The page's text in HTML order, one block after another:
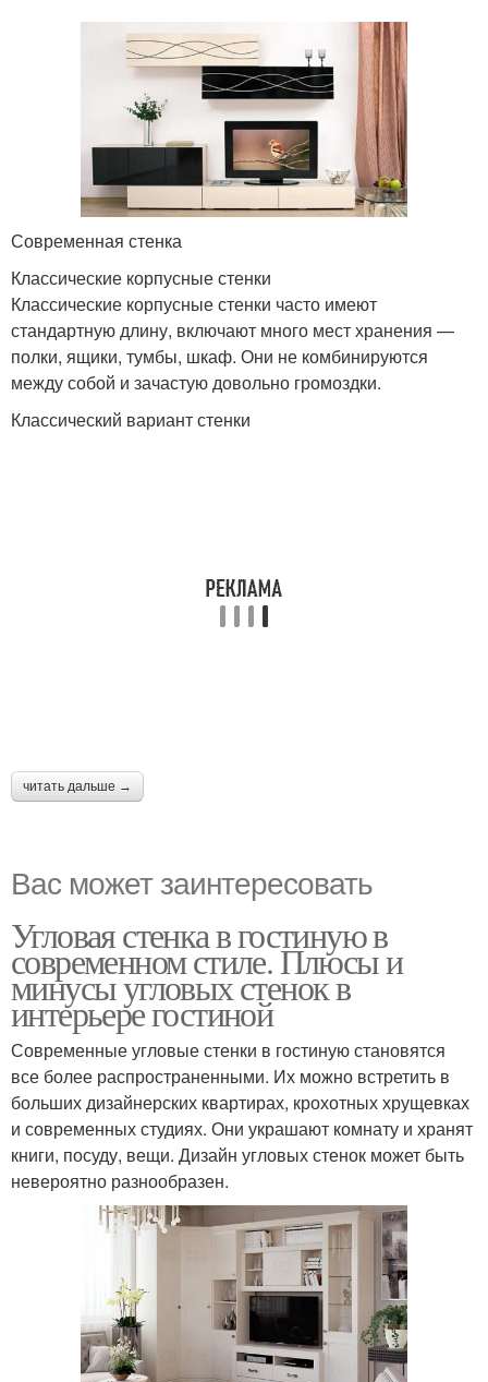
Современная стенка
Классические корпусные стенки
Классические корпусные стенки часто имеют
стандартную длину, включают много мест хранения —
полки, ящики, тумбы, шкаф. Они не комбинируются
между собой и зачастую довольно громоздки.
Классический вариант стенки
читать дальше →
Вас может заинтересовать
Угловая стенка в гостиную в
современном стиле. Плюсы и
минусы угловых стенок в
интерьере гостиной
Современные угловые стенки в гостиную становятся
все более распространенными. Их можно встретить в
больших дизайнерских квартирах, крохотных хрущевках
и современных студиях. Они украшают комнату и хранят
книги, посуду, вещи. Дизайн угловых стенок может быть
невероятно разнообразен.